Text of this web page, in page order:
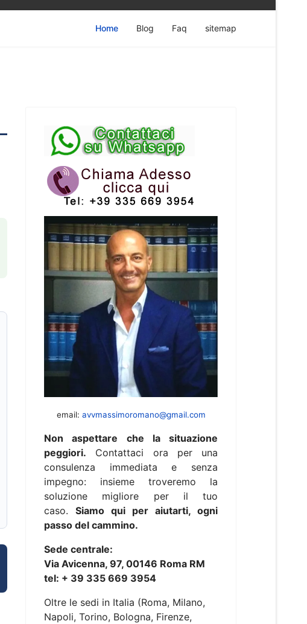
Home Blog Faq sitemap
email: avvmassimoromano@gmail.com
Non aspettare che la situazione
peggiori. Contattaci ora per una
consulenza immediata e senza
impegno: insieme troveremo la
soluzione migliore per il tuo
caso. Siamo qui per aiutarti, ogni
passo del cammino.
Sede centrale:
Via Avicenna, 97, 00146 Roma RM
tel: + 39 335 669 3954
Oltre le sedi in Italia (Roma, Milano,
Napoli, Torino, Bologna, Firenze,